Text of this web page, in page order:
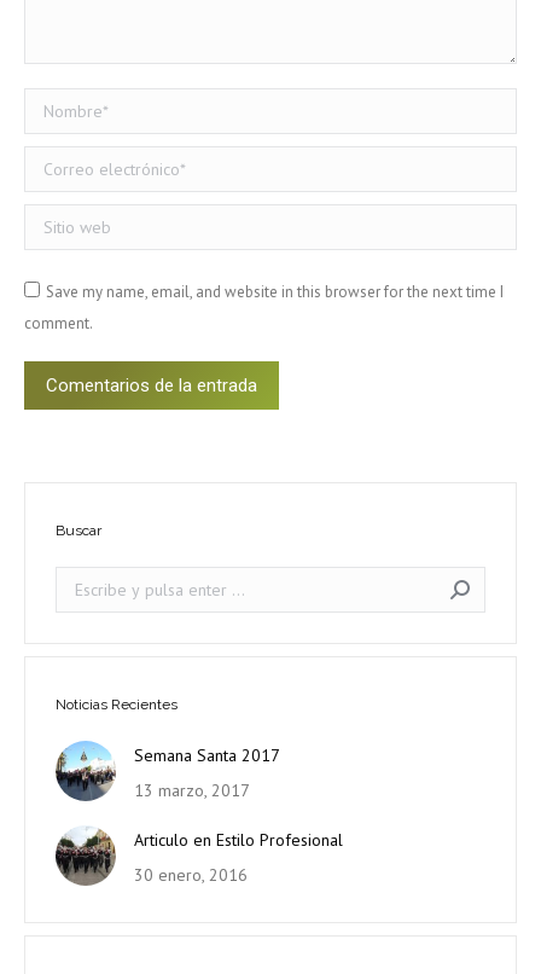
Nombre *
Correo electrónico *
Sitio web
Save my name, email, and website in this browser for the next time I
comment.
Comentarios de la entrada
Buscar
Search:
Noticias Recientes
Semana Santa 2017
13 marzo, 2017
Articulo en Estilo Profesional
30 enero, 2016